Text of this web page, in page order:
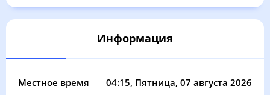
03:00 05:10 12:41 16:46 20:11 22:10
05:13 12:41 16:44 22:05
Информация
Местное время 04:15, Пятница, 07 августа 2026